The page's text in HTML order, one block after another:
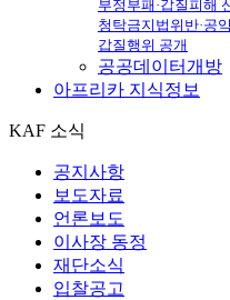
부정부패·갑질피해
청탁금지법위반·공
갑질행위 공개
공공데이터개방
아프리카 지식정보
KAF 소식
공지사항
보도자료
언론보도
이사장 동정
재단소식
입찰공고